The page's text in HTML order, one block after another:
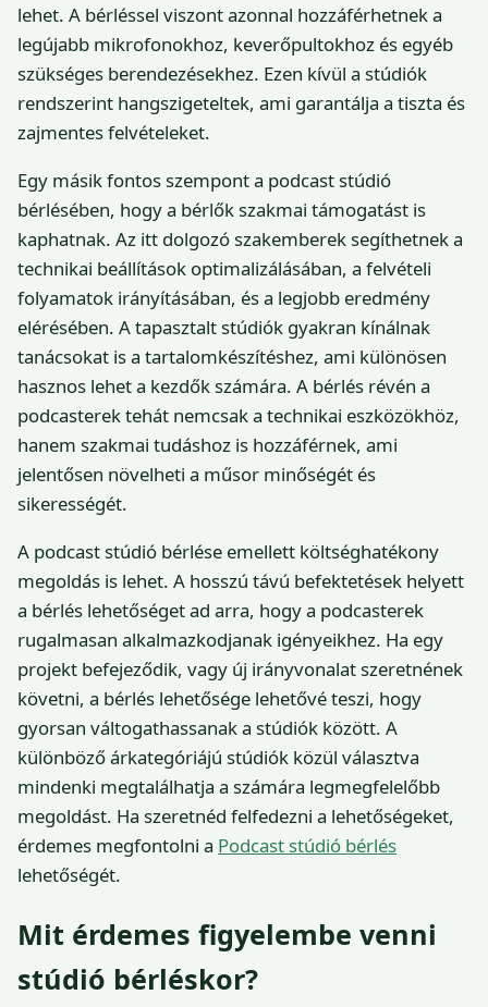
lehet. A bérléssel viszont azonnal hozzáférhetnek a
legújabb mikrofonokhoz, keverőpultokhoz és egyéb
szükséges berendezésekhez. Ezen kívül a stúdiók
rendszerint hangszigeteltek, ami garantálja a tiszta és
zajmentes felvételeket.
Egy másik fontos szempont a podcast stúdió
bérlésében, hogy a bérlők szakmai támogatást is
kaphatnak. Az itt dolgozó szakemberek segíthetnek a
technikai beállítások optimalizálásában, a felvételi
folyamatok irányításában, és a legjobb eredmény
elérésében. A tapasztalt stúdiók gyakran kínálnak
tanácsokat is a tartalomkészítéshez, ami különösen
hasznos lehet a kezdők számára. A bérlés révén a
podcasterek tehát nemcsak a technikai eszközökhöz,
hanem szakmai tudáshoz is hozzáférnek, ami
jelentősen növelheti a műsor minőségét és
sikerességét.
A podcast stúdió bérlése emellett költséghatékony
megoldás is lehet. A hosszú távú befektetések helyett
a bérlés lehetőséget ad arra, hogy a podcasterek
rugalmasan alkalmazkodjanak igényeikhez. Ha egy
projekt befejeződik, vagy új irányvonalat szeretnének
követni, a bérlés lehetősége lehetővé teszi, hogy
gyorsan váltogathassanak a stúdiók között. A
különböző árkategóriájú stúdiók közül választva
mindenki megtalálhatja a számára legmegfelelőbb
megoldást. Ha szeretnéd felfedezni a lehetőségeket,
érdemes megfontolni a Podcast stúdió bérlés
lehetőségét.
Mit érdemes figyelembe venni
stúdió bérléskor?